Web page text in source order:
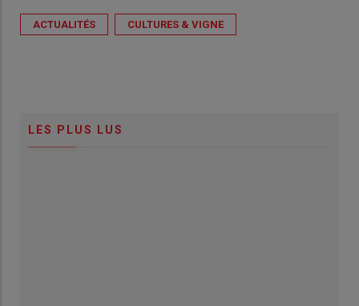
ACTUALITÉS CULTURES & VIGNE
LES PLUS LUS